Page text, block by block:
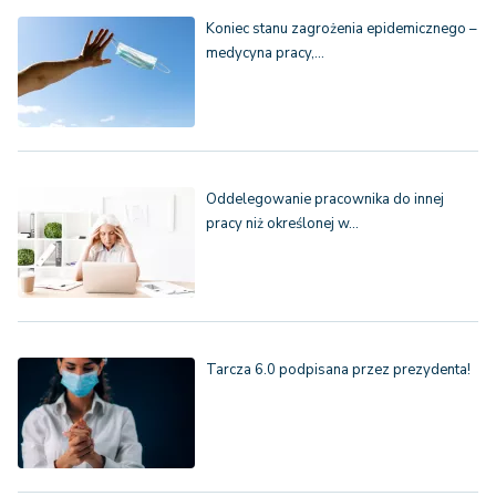
Koniec stanu zagrożenia epidemicznego –
medycyna pracy,…
Oddelegowanie pracownika do innej
pracy niż określonej w…
Tarcza 6.0 podpisana przez prezydenta!